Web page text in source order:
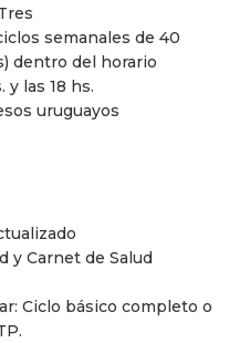
semanales de 40
dentro del horario
las 18 hs.
uruguayos
y Carnet de Salud
Ciclo básico completo o